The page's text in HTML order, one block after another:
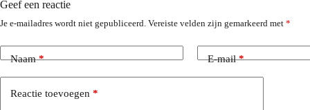
Geef een reactie
Je e-mailadres wordt niet gepubliceerd. Vereiste velden zijn gemarkeerd met *
Naam* E-mail*
Reactie toevoegen *